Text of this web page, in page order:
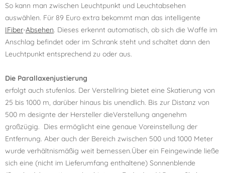
So kann man zwischen Leuchtpunkt und Leuchtabsehen
auswählen. Für 89 Euro extra bekommt man das intelligente
IFiber-Absehen. Dieses erkennt automatisch, ob sich die Waffe im
Anschlag befindet oder im Schrank steht und schaltet dann den
Leuchtpunkt entsprechend zu oder aus.
Die Parallaxenjustierung
erfolgt auch stufenlos. Der Verstellring bietet eine Skatierung von
25 bis 1000 m, darüber hinaus bis unendlich. Bis zur Distanz von
500 m designte der Hersteller dieVerstellung angenehm
großzügig. Dies ermöglicht eine genaue Voreinstellung der
Entfernung. Aber auch der Bereich zwischen 500 und 1000 Meter
wurde verhältnismäßig weit bemessen.Über ein Feingewinde ließe
sich eine (nicht im Lieferumfang enthaltene) Sonnenblende